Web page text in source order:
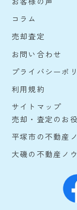
コラム
売却査定
お問い合わせ
プライバシーポ
利用規約
サイトマップ
売却・査定のお
平塚市の不動産
大磯の不動産ノ